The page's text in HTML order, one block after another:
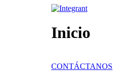
Inicio
CONTÁCTANOS